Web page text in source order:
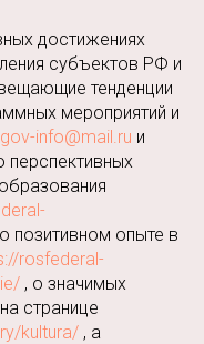
достижениях
субъектов РФ и
тенденции
мероприятий и
gov-info@mail.ru и
перспективных
позитивном опыте в
rosfederal-
, о значимых
странице
kultura/ , а